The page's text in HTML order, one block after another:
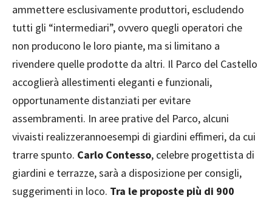
ammettere esclusivamente produttori, escludendo
tutti gli “intermediari”, ovvero quegli operatori che
non producono le loro piante, ma si limitano a
rivendere quelle prodotte da altri. Il Parco del Castello
accoglierà allestimenti eleganti e funzionali,
opportunamente distanziati per evitare
assembramenti. In aree prative del Parco, alcuni
vivaisti realizzerannoesempi di giardini effimeri, da cui
trarre spunto. Carlo Contesso, celebre progettista di
giardini e terrazze, sarà a disposizione per consigli,
suggerimenti in loco. Tra le proposte più di 900